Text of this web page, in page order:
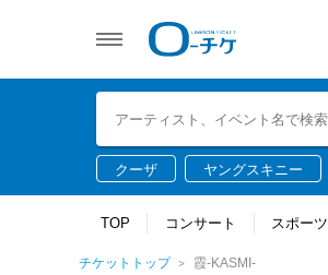
クーザ ヤングスキニー
TOP コンサート スポーツ
チケットトップ 霞-KASMI-